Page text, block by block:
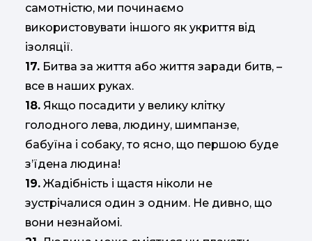
самотністю, ми починаємо
використовувати іншого як укриття від
ізоляції.
17. Битва за життя або життя заради битв, –
все в наших руках.
18. Якщо посадити у велику клітку
голодного лева, людину, шимпанзе,
бабуїна і собаку, то ясно, що першою буде
з’їдена людина!
19. Жадібність і щастя ніколи не
зустрічалися один з одним. Не дивно, що
вони незнайомі.